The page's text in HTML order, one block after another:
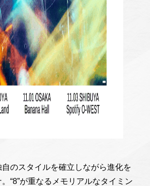
のスタイルを確立しながら進化を
“8”が重なるメモリアルなタイミン